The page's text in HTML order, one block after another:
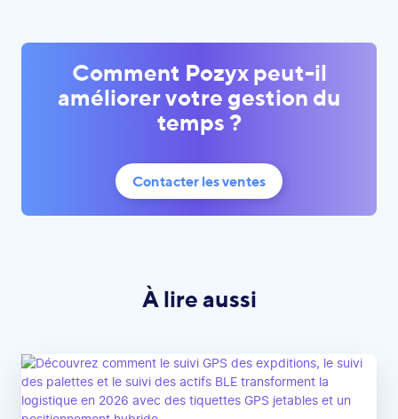
Comment Pozyx peut-il
améliorer votre gestion du
temps ?
Contacter les ventes
À lire aussi